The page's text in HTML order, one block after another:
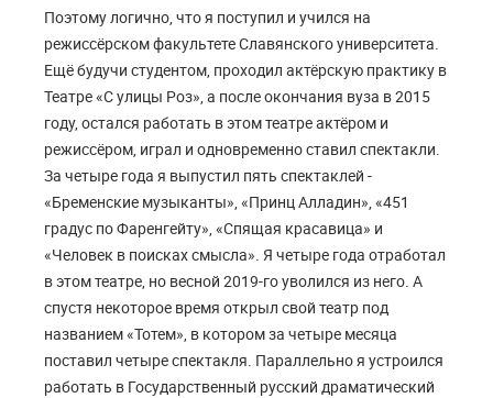
Поэтому логично, что я поступил и учился на
режиссёрском факультете Славянского университета.
Ещё будучи студентом, проходил актёрскую практику в
Театре «С улицы Роз», а после окончания вуза в 2015
году, остался работать в этом театре актёром и
режиссёром, играл и одновременно ставил спектакли.
За четыре года я выпустил пять спектаклей -
«Бременские музыканты», «Принц Алладин», «451
градус по Фаренгейту», «Спящая красавица» и
«Человек в поисках смысла». Я четыре года отработал
в этом театре, но весной 2019-го уволился из него. А
спустя некоторое время открыл свой театр под
названием «Тотем», в котором за четыре месяца
поставил четыре спектакля. Параллельно я устроился
работать в Государственный русский драматический